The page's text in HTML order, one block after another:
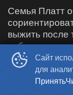
Семья Платт
выжить после
событие
неизвестное
Мятеж
Сайт
для
Принять